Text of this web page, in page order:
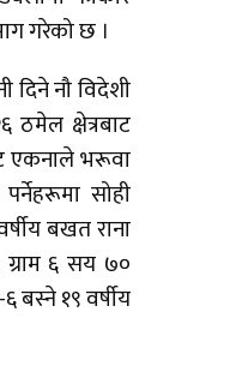
गरेको छ ।
दिने नौ विदेशी
ठमेल क्षेत्रबाट
एकनाले भरूवा
सोही
बखत राना
६ सय ७०
बस्ने १९ वर्षीय